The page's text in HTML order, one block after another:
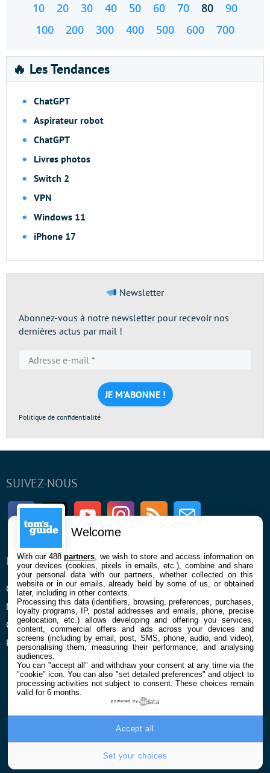
10 20 30 40 50 60 70 80
90
100
200 300 400 500 600 700
🔥 Les Tendances
ChatGPT
Aspirateur robot
ChatGPT
Livres photos
Switch 2
VPN
Windows 11
iPhone 17
Newsletter
Abonnez-vous à notre newsletter pour recevoir nos
dernières actus par mail !
e-
mail
*
Politique de confidentialité
SUIVEZ-NOUS
FacebookTwitter Youtube InstagramRSS Newsletter
ENTREPRISE
Qui sommes nous
Mentions légales et CGU
Confidentialité et Cookies
Préférences cookies
À PROPOS
La rédaction
Contact
Welcome
With our 488partners , we wish to store and access information on
your devices (cookies, pixels in emails, etc.), combine and share
your personal data with our partners, whether collected on this
website or in our emails, already held by some of us, or obtained
later, including in other contexts.
Processing this data (identifiers, browsing, preferences, purchases,
loyalty programs, IP, postal addresses and emails, phone, precise
geolocation, etc.) allows developing and offering you services,
content, commercial offers and ads across your devices and
screens (including by email, post, SMS, phone, audio, and video),
personalising them, measuring their performance, and analysing
audiences.
You can "accept all" and withdraw your consent at any time via the
"cookie" icon. You can also "set detailed preferences" and object to
processing activities not subject to consent. These choices remain
valid for 6 months.
powered by
Set your choices
Accept all